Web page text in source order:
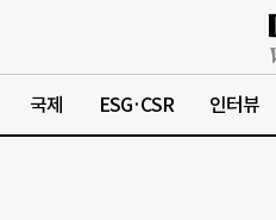
국제 ESG·CSR 인터뷰